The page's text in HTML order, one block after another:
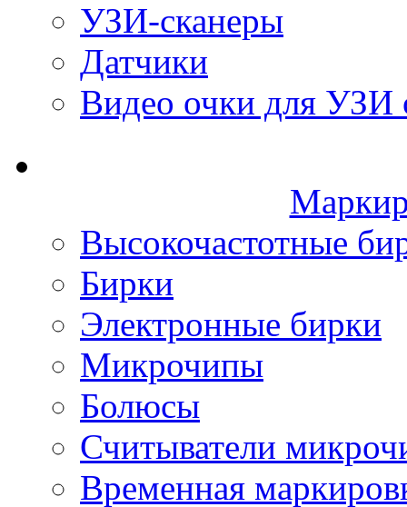
УЗИ-сканеры
Датчики
Видео очки для УЗИ
Высокочастотные
Бирки
Электронные бирки
Микрочипы
Болюсы
Считыватели
Временная